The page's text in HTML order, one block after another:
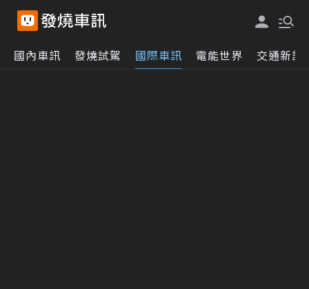
國內車訊 發燒試駕 國際車訊 電能世界 交通新訊